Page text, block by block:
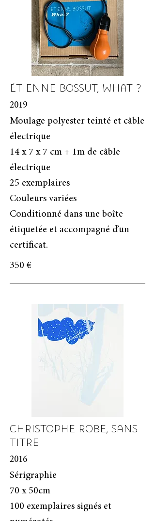
ÉTIENNE BOSSUT, WHAT ?
2019
Moulage polyester teinté et câble
électrique
14 x 7 x 7 cm + 1m de câble
électrique
25 exemplaires
Couleurs variées
Conditionné dans une boîte
étiquetée et accompagné d’un
certificat.
350 €
CHRISTOPHE ROBE, SANS
TITRE
2016
Sérigraphie
70 x 50cm
100 exemplaires signés et